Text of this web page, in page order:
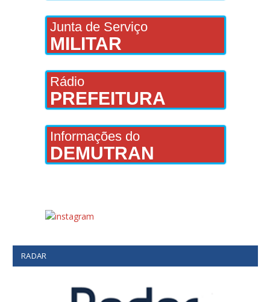
Junta de Serviço
MILITAR
Rádio
PREFEITURA
Informações do
DEMUTRAN
RADAR